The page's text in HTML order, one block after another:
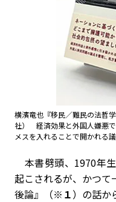
横濱竜也『移民／難民の法哲
社） 経済効果と外国人嫌悪
メスを入れることで開かれる
本書劈頭、 1970年
起こされるが、かつて
後論』（※１）の話か